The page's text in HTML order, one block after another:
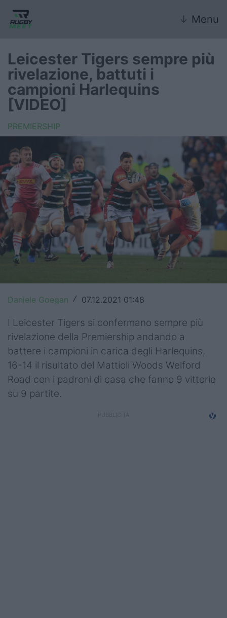
↓ Menu
Nazionale
Nazionali giovanili
Rugby Sevens
FIR
Internazionale
6 Nazioni
United Rugby Championship
Top14
Premiership
Champions Cup
Challenge Cup
World Rugby
Rugby World Cup
Super Rugby
Rugby in TV
Leicester Tigers sempre più
rivelazione, battuti i
campioni Harlequins
[VIDEO]
PREMIERSHIP
Daniele Goegan / 07.12.2021 01:48
I Leicester Tigers si confermano sempre più
rivelazione della Premiership andando a
battere i campioni in carica degli Harlequins,
16-14 il risultato del Mattioli Woods Welford
Road con i padroni di casa che fanno 9 vittorie
su 9 partite.